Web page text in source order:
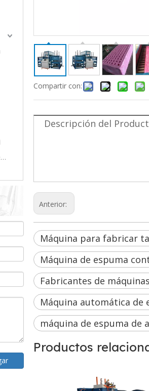
Máquina para fabricar espuma de PU 1
Compartir con:
Descripción del
Anterior:
Máquina para fabricar
Máquina de espuma
Fabricantes de
Máquina automática de
máquina de espuma de
Productos